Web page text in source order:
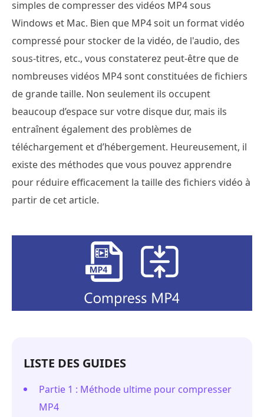
simples de compresser des vidéos MP4 sous
Windows et Mac. Bien que MP4 soit un format vidéo
compressé pour stocker de la vidéo, de l'audio, des
sous-titres, etc., vous constaterez peut-être que de
nombreuses vidéos MP4 sont constituées de fichiers
de grande taille. Non seulement ils occupent
beaucoup d’espace sur votre disque dur, mais ils
entraînent également des problèmes de
téléchargement et d’hébergement. Heureusement, il
existe des méthodes que vous pouvez apprendre
pour réduire efficacement la taille des fichiers vidéo à
partir de cet article.
LISTE DES GUIDES
Partie 1 : Méthode ultime pour compresser
MP4